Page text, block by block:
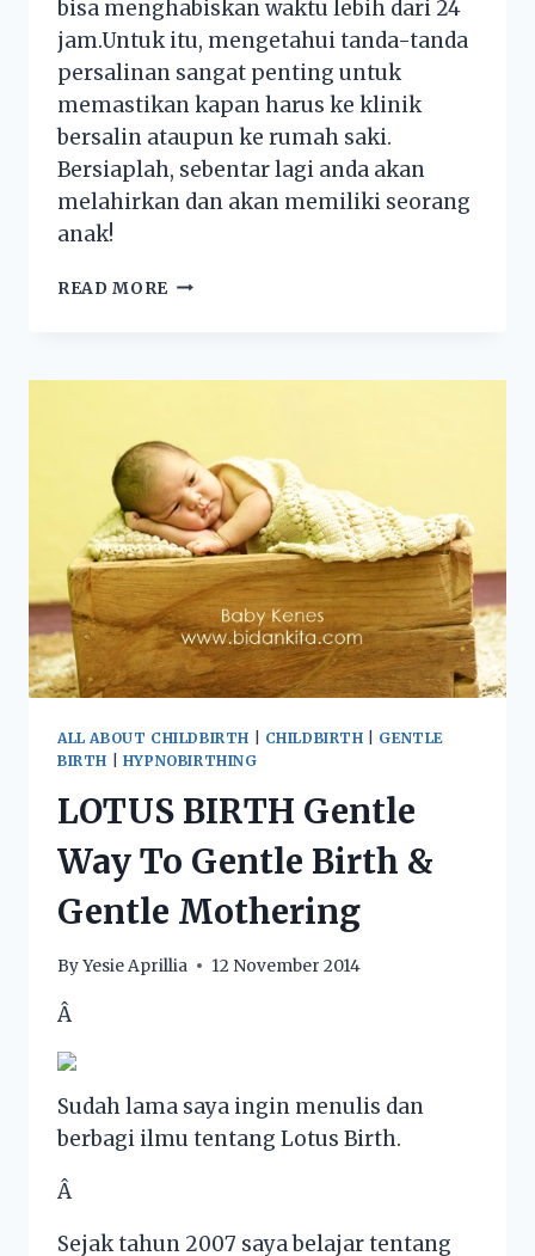
bisa menghabiskan waktu lebih dari 24
jam.Untuk itu, mengetahui tanda-tanda
persalinan sangat penting untuk
memastikan kapan harus ke klinik
bersalin ataupun ke rumah saki.
Bersiaplah, sebentar lagi anda akan
melahirkan dan akan memiliki seorang
anak!
READ MORE
ALL ABOUT CHILDBIRTH CHILDBIRTH
GENTLE
BIRTH
HYPNOBIRTHING
LOTUS BIRTH Gentle
Way To Gentle Birth &
Gentle Mothering
ByYesie Aprillia 12 November 2014
Â
Sudah lama saya ingin menulis dan
berbagi ilmu tentang Lotus Birth.
Â
Sejak tahun 2007 saya belajar tentang